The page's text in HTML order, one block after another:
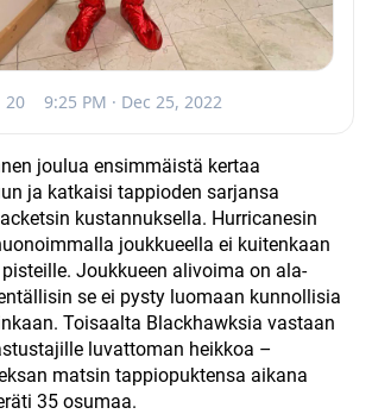
20 9:25 PM · Dec 25, 2022
joulua ensimmäistä kertaa
ja katkaisi tappioden sarjansa
kustannuksella. Hurricanesin
joukkueella ei kuitenkaan
Joukkueen alivoima on ala-
se ei pysty luomaan kunnollisia
Toisaalta Blackhawksia vastaan
luvattoman heikkoa –
matsin tappiopuktensa aikana
35 osumaa.